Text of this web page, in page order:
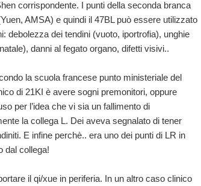
corrispondente. I punti della seconda branca
AMSA) e quindi il 47BL può essere utilizzato
debolezza dei tendini (vuoto, iportrofia), unghie
danni al fegato organo, difetti visivi..
la scuola francese punto ministeriale del
di 21KI è avere sogni premonitori, oppure
per l’idea che vi sia un fallimento di
la collega L. Dei aveva segnalato di tener
E infine perchè.. era uno dei punti di LR in
dal collega!
il qi/xue in periferia. In un altro caso clinico